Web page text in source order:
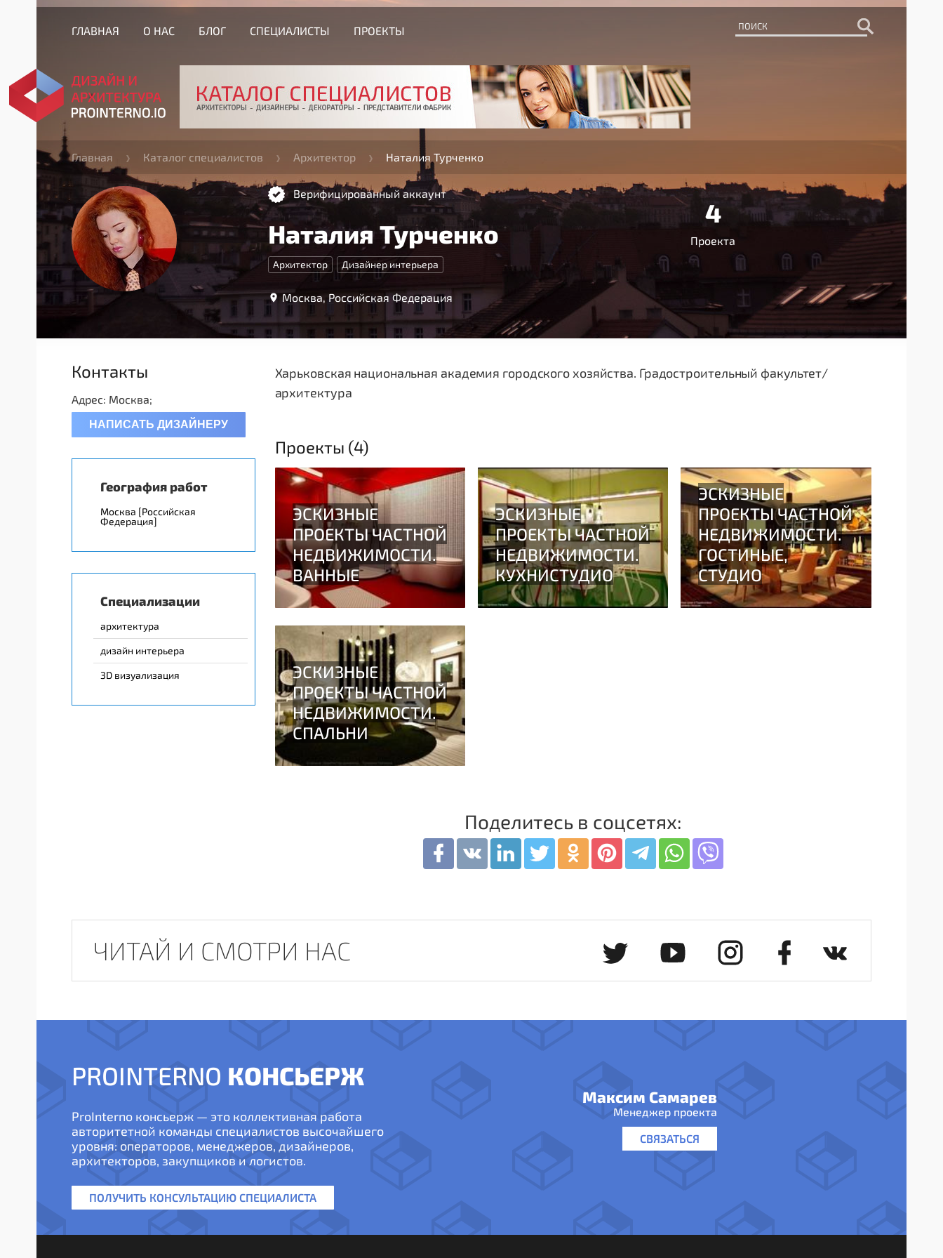
ГЛАВНАЯ О НАС БЛОГ СПЕЦИАЛИСТЫ ПРОЕКТЫ
Главная Каталог специалистов Архитектор Наталия Турченко
Верифицированный аккаунт
Наталия Турченко
Архитектор Дизайнер интерьера
Москва, Российская Федерация
4
Проекта
Контакты
Адрес: Москва;
НАПИСАТЬ ДИЗАЙНЕРУ
География работ
Москва [Российская
Федерация]
Специализации
архитектура
дизайн интерьера
3D визуализация
Харьковская национальная академия городского хозяйства. Градостроительный факультет/
архитектура
Проекты (4)
Поделитесь в соцсетях:
ЧИТАЙ И СМОТРИ НАС
PROINTERNO КОНСЬЕРЖ
ProInterno консьерж — это коллективная работа
авторитетной команды специалистов высочайшего
уровня: операторов, менеджеров, дизайнеров,
архитекторов, закупщиков и логистов.
ПОЛУЧИТЬ КОНСУЛЬТАЦИЮ СПЕЦИАЛИСТА
Максим Самарев
Менеджер проекта
СВЯЗАТЬСЯ